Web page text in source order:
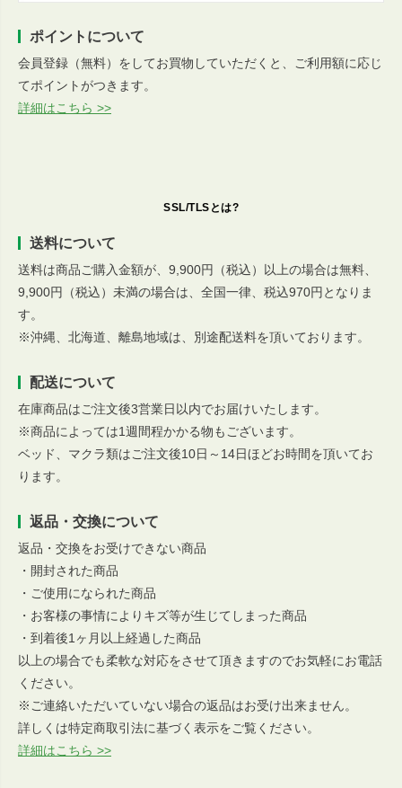
ポイントについて
会員登録（無料）をしてお買物していただくと、ご利用額に応じ
てポイントがつきます。
詳細はこちら >>
SSL/TLSとは?
送料について
送料は商品ご購入金額が、9,900円（税込）以上の場合は無料、
9,900円（税込）未満の場合は、全国一律、税込970円となりま
す。
※沖縄、北海道、離島地域は、別途配送料を頂いております。
配送について
在庫商品はご注文後3営業日以内でお届けいたします。
※商品によっては1週間程かかる物もございます。
ベッド、マクラ類はご注文後10日～14日ほどお時間を頂いてお
ります。
返品・交換について
返品・交換をお受けできない商品
・開封された商品
・ご使用になられた商品
・お客様の事情によりキズ等が生じてしまった商品
・到着後1ヶ月以上経過した商品
以上の場合でも柔軟な対応をさせて頂きますのでお気軽にお電話
ください。
※ご連絡いただいていない場合の返品はお受け出来ません。
詳しくは特定商取引法に基づく表示をご覧ください。
詳細はこちら >>